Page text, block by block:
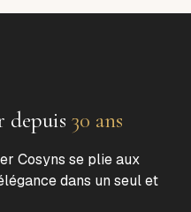
depuis 30 ans
Cosyns se plie aux
dans un seul et